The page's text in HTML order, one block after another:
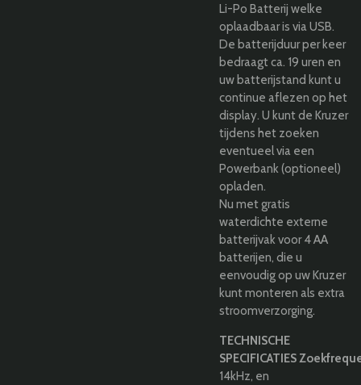
Li-Po Batterij welke
oplaadbaar is via USB.
De batterijduur per keer
bedraagt ca. 19 uren en
uw batterijstand kunt u
continue aflezen op het
display. U kunt de Kruzer
tijdens het zoeken
eventueel via een
Powerbank (optioneel)
opladen.
Nu met gratis
waterdichte externe
batterijvak voor 4 AA
batterijen, die u
eenvoudig op uw Kruzer
kunt monteren als extra
stroomverzorging.
TECHNISCHE
SPECIFICATIES
14kHz, en